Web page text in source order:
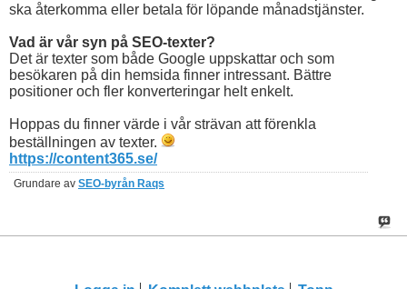
ska återkomma eller betala för löpande månadstjänster.
Vad är vår syn på SEO-texter?
Det är texter som både Google uppskattar och som
besökaren på din hemsida finner intressant. Bättre
positioner och fler konverteringar helt enkelt.
Hoppas du finner värde i vår strävan att förenkla
beställningen av texter.
https://content365.se/
Grundare av SEO-byrån Raqs